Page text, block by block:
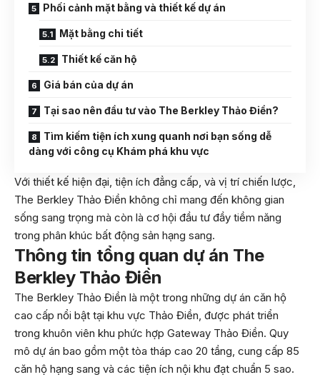
Phối cảnh mặt bằng và thiết kế dự án
Mặt bằng chi tiết
Thiết kế căn hộ
Giá bán của dự án
Tại sao nên đầu tư vào The Berkley Thảo Điền?
Tìm kiếm tiện ích xung quanh nơi bạn sống dễ
dàng với công cụ Khám phá khu vực
Với thiết kế hiện đại, tiện ích đẳng cấp, và vị trí chiến lược,
The Berkley Thảo Điền không chỉ mang đến không gian
sống sang trọng mà còn là cơ hội đầu tư đầy tiềm năng
trong phân khúc bất động sản hạng sang.
Thông tin tổng quan dự án The
Berkley Thảo Điền
The Berkley Thảo Điền là một trong những dự án căn hộ
cao cấp nổi bật tại khu vực Thảo Điền, được phát triển
trong khuôn viên khu phức hợp Gateway Thảo Điền. Quy
mô dự án bao gồm một tòa tháp cao 20 tầng, cung cấp 85
căn hộ hạng sang và các tiện ích nội khu đạt chuẩn 5 sao.